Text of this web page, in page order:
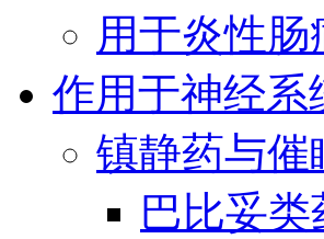
用于炎性
作用于神经系
镇静药与催
巴比妥类